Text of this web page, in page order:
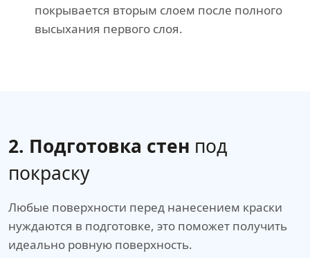
покрывается вторым слоем после полного
высыхания первого слоя.
2. Подготовка стен под
покраску
Любые поверхности перед нанесением краски
нуждаются в подготовке, это поможет получить
идеально ровную поверхность.